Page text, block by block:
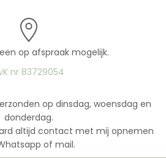
op afspraak mogelijk.
nr 83729054
op dinsdag, woensdag en
donderdag.
altijd contact met mij opnemen
of mail.